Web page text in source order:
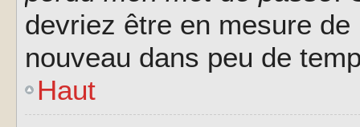
devriez être en mesure
nouveau dans peu de
Haut